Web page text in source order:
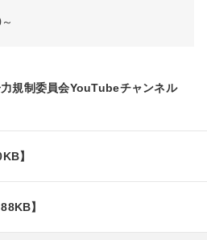
規制委員会YouTubeチャンネル
】
】